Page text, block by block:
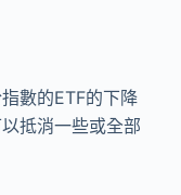
數的ETF的下降
抵消一些或全部